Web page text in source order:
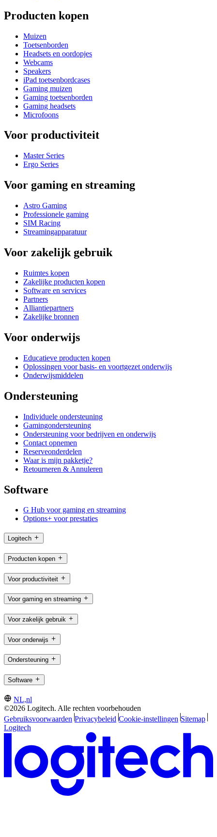
Producten kopen
Muizen
Toetsenborden
Headsets en oordopjes
Webcams
Speakers
iPad toetsenbordcases
Gaming muizen
Gaming toetsenborden
Gaming headsets
Microfoons
Voor productiviteit
Master Series
Ergo Series
Voor gaming en streaming
Astro Gaming
Professionele gaming
SIM Racing
Streamingapparatuur
Voor zakelijk gebruik
Ruimtes kopen
Zakelijke producten kopen
Software en services
Partners
Alliantiepartners
Zakelijke bronnen
Voor onderwijs
Educatieve producten kopen
Oplossingen voor basis- en voortgezet onderwijs
Onderwijsmiddelen
Ondersteuning
Individuele ondersteuning
Gamingondersteuning
Ondersteuning voor bedrijven en onderwijs
Contact opnemen
Reserveonderdelen
Waar is mijn pakketje?
Retourneren & Annuleren
Software
G Hub voor gaming en streaming
Options+ voor prestaties
Logitech
Producten kopen
Voor productiviteit
Voor gaming en streaming
Voor zakelijk gebruik
Voor onderwijs
Ondersteuning
Software
NL,nl
©2026 Logitech. Alle rechten voorbehouden
Gebruiksvoorwaarden Privacybeleid Cookie-instellingen Sitemap
Logitech